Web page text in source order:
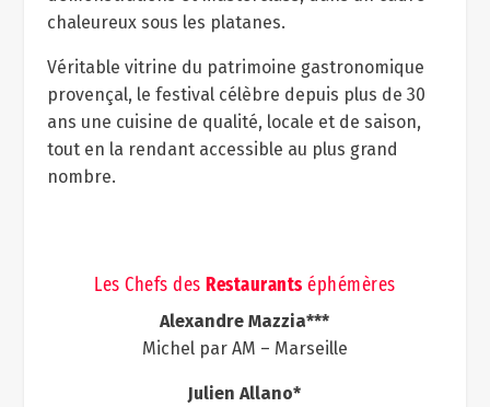
chaleureux sous les platanes.
Véritable vitrine du patrimoine gastronomique
provençal, le festival célèbre depuis plus de 30
ans une cuisine de qualité, locale et de saison,
tout en la rendant accessible au plus grand
nombre.
Les Chefs desRestaurants éphémères
Alexandre Mazzia***
Michel par AM – Marseille
Julien Allano*